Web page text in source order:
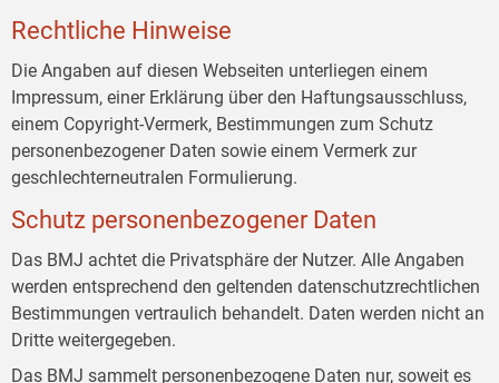
Rechtliche Hinweise
Die Angaben auf diesen Webseiten unterliegen einem
Impressum, einer Erklärung über den Haftungsausschluss,
einem Copyright-Vermerk, Bestimmungen zum Schutz
personenbezogener Daten sowie einem Vermerk zur
geschlechterneutralen Formulierung.
Schutz personenbezogener Daten
Das BMJ achtet die Privatsphäre der Nutzer. Alle Angaben
werden entsprechend den geltenden datenschutzrechtlichen
Bestimmungen vertraulich behandelt. Daten werden nicht an
Dritte weitergegeben.
Das BMJ sammelt personenbezogene Daten nur, soweit es